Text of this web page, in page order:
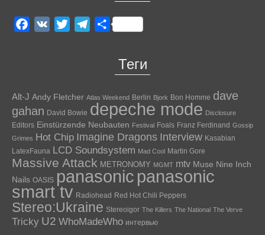
Facebook
VK Twitter TelegramОтправить
Теги
Alt-J Andy Fletcher Atlas Weekend Berlin Bjork Bon Homme dave
gahan David Bowie depeche mode Disclosure
Editors Einstürzende Neubauten Festival Foals Franz Ferdinand Gossip
Grimes Hot Chip Imagine Dragons Interview Kasabian
LatexFauna LCD Soundsystem Mad Cool Martin Gore
Massive Attack METRONOMY MGMT mtv Muse Nine Inch
Nails OASIS panasonic panasonic
smart tv Radiohead Red Hot Chili Peppers
Stereo:Ukraine Stereoigor The Killers The National The Verve
Tricky U2 WhoMadeWho интервью